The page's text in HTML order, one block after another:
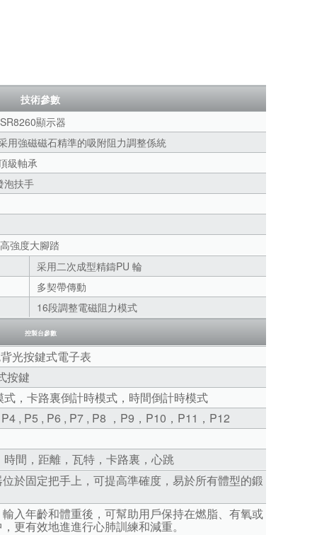
技術參數
顯示器
用強磁磁石精準的吸附阻力調整係統
級軸承
泡扶手
強度大腳踏
采用二次成型精鑄PU 輪
多契帶傳動
16段調整電磁阻力模式
控製台參數
光按鍵式電子表
按鍵
，卡路裏倒計時模式，時間倒計時模式
, P5 , P6 , P7 , P8 ，P9，P10，P11，P12
間，距離，瓦特，卡路裏，心跳
於固定把手上，可提高準確度，易於所有體型的鍛
入年齡和體重後，可幫助用戶保持在燃脂、有氧或
更有效地進進行心肺訓練和減重。